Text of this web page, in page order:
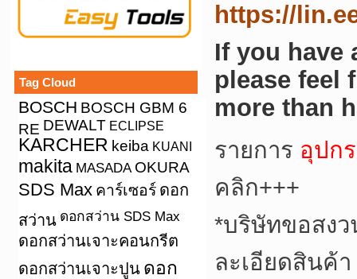
Tag Cloud
BOSCH BOSCH GBM 6
RE DEWALT ECLIPSE
KARCHER keiba KUANI
makita MASADA OKURA
SDS Max คาร์เซอร์ ดอก
สว่าน ดอกสว่าน SDS Max
ดอกสว่านเจาะคอนกรีต
ดอกสว่านเจาะปูน ดอก
https://
If you have
please feel
more than
รายการ อุปก
คลิก+++
*บริษัทขอสงว
ละเอียดสินค้